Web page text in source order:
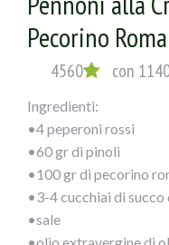
Pecorino
4560 con
Ingredienti:
•4 peperoni rossi
•60 gr di pinoli
•100 gr di pecorino
•3-4 cucchiai di succo
•sale
•olio extravergine di